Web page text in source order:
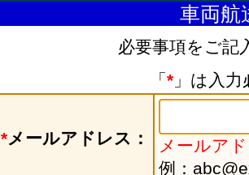
車両航
必要事項をご記
「 *」は入力
*メールアドレス：
メールア
例：